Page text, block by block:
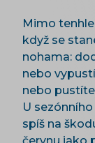
Mimo
když se
nohama:
nebo
nebo
U
spíš na